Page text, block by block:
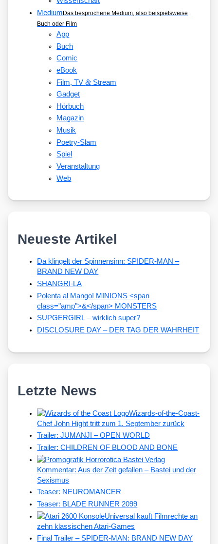
Medium Das besprochene Medium, also beispielsweise
Buch oder Film
App
Buch
Comic
eBook
Film, TV&Stream
Gadget
Hörbuch
Magazin
Musik
Poetry-Slam
Spiel
Veranstaltung
Web
Neueste Artikel
Da klingelt der Spinnensinn: SPIDER-MAN –
BRAND NEW DAY
SHANGRI-LA
Polenta al Mango! MINIONS <span
class="amp">&</span> MONSTERS
SUPGERGIRL – wirklich super?
DISCLOSURE DAY – DER TAG DER WAHRHEIT
Letzte News
Wizards-of-the-Coast-
Chef John Hight tritt zum 1. September zurück
Trailer: JUMANJI – OPEN WORLD
Trailer: CHILDREN OF BLOOD AND BONE
Kommentar: Aus der Zeit gefallen – Bastei und der
Sexismus
Teaser: NEUROMANCER
Teaser: BLADE RUNNER 2099
Universal kauft Filmrechte an
zehn klassischen Atari-Games
Final Trailer – SPIDER-MAN: BRAND NEW DAY